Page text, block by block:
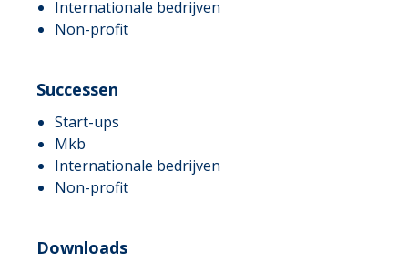
Internationale bedrijven
Non-profit
Successen
Start-ups
Mkb
Internationale bedrijven
Non-profit
Downloads